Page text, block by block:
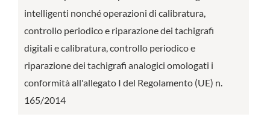
intelligenti nonché operazioni di calibratura,
controllo periodico e riparazione dei tachigrafi
digitali e calibratura, controllo periodico e
riparazione dei tachigrafi analogici omologati i
conformità all'allegato I del Regolamento (UE) n.
165/2014